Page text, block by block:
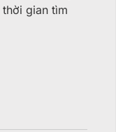
gian tìm